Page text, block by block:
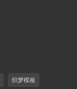
织梦模板